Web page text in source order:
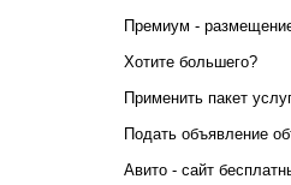
Премиум -
Хотите большего?
Применить пакет
Подать объявление
Авито - сайт